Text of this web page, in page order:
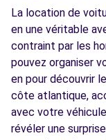
La location de
en une véritable
contraint par les
pouvez organiser
en pour découvrir
côte atlantique,
avec votre
révéler une